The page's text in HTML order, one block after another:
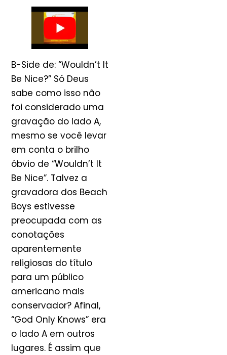
B-Side de: “Wouldn’t It
Be Nice?” Só Deus
sabe como isso não
foi considerado uma
gravação do lado A,
mesmo se você levar
em conta o brilho
óbvio de “Wouldn’t It
Be Nice”. Talvez a
gravadora dos Beach
Boys estivesse
preocupada com as
conotações
aparentemente
religiosas do título
para um público
americano mais
conservador? Afinal,
“God Only Knows” era
o lado A em outros
lugares. É assim que